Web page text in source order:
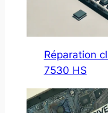
Réparation
7530 HS